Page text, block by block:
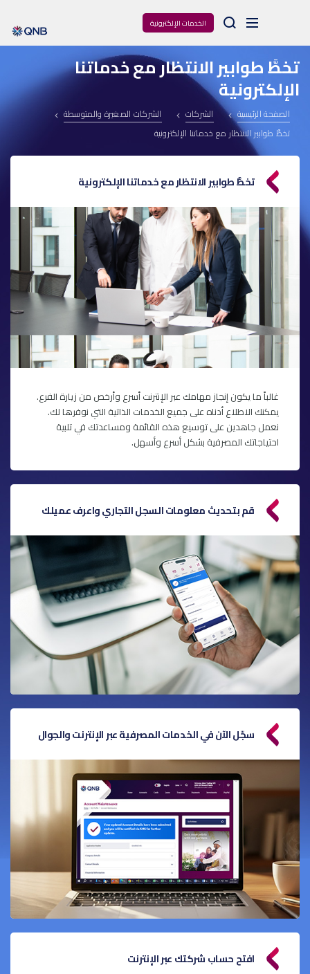
الخدمات الإلكترونية Arama
تخطَّ طوابير الانتظار مع خدماتنا
الإلكترونية
الصفحة الرئيسية الشركات
الشركات الصغيرة والمتوسطة
تخطَّ طوابير الانتظار مع خدماتنا الإلكترونية
تخطَّ طوابير الانتظار مع خدماتنا الإلكترونية
غالباً ما يكون إنجاز مهامك عبر الإنترنت أسرع وأرخص من زيارة الفرع.
يمكنك الاطلاع أدناه على جميع الخدمات الذاتية التي نوفرها لك.
نعمل جاهدين على توسيع هذه القائمة ومساعدتك في تلبية
احتياجاتك المصرفية بشكل أسرع وأسهل.
قم بتحديث معلومات السجل التجاري واعرف عميلك
سجّل الآن في الخدمات المصرفية عبر الإنترنت والجوال
افتح حساب شركتك عبر الإنترنت